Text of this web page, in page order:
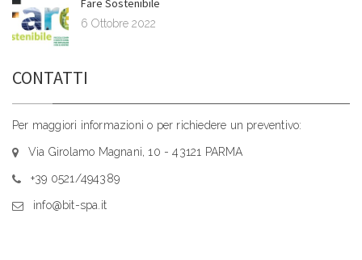
Fare Sostenibile
6 Ottobre 2022
CONTATTI
Per maggiori informazioni o per richiedere un preventivo:
Via Girolamo Magnani, 10 - 43121 PARMA
+39 0521/494389
info@bit-spa.it